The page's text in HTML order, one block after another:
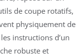
de coupe rotatifs,
physiquement de
instructions d’un
robuste et